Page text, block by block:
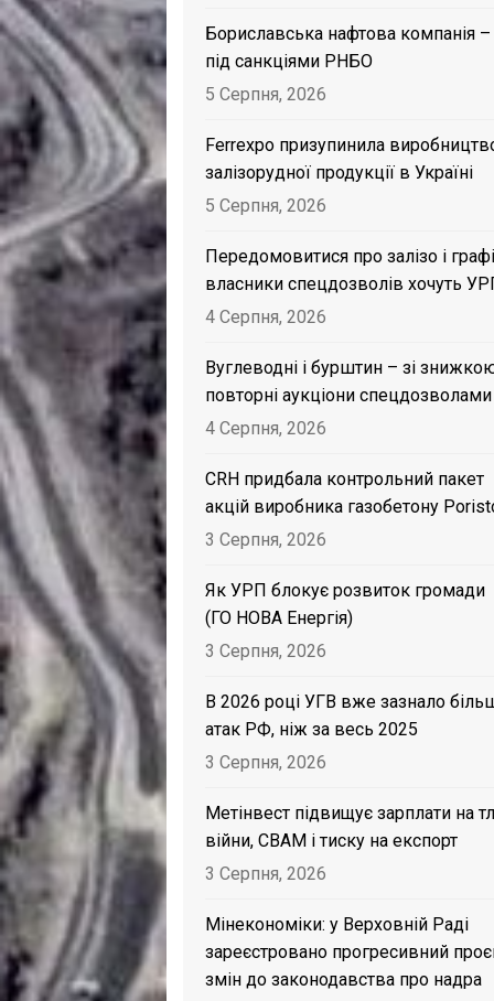
Бориславська нафтова компанія –
під санкціями РНБО
5 Серпня, 2026
Ferrexpo призупинила
залізорудної продукції в Україні
5 Серпня, 2026
Передомовитися про залізо і
власники спецдозволів хочуть
4 Серпня, 2026
Вуглеводні і бурштин – зі
повторні аукціони спецдозволами
4 Серпня, 2026
CRH придбала контрольний пакет
акцій виробника газобетону
3 Серпня, 2026
Як УРП блокує розвиток громади
(ГО НОВА Енергія)
3 Серпня, 2026
В 2026 році УГВ вже зазнало
атак РФ, ніж за весь 2025
3 Серпня, 2026
Метінвест підвищує зарплати на
війни, CBAM і тиску на експорт
3 Серпня, 2026
Мінекономіки: у Верховній Раді
зареєстровано прогресивний
змін до законодавства про надра